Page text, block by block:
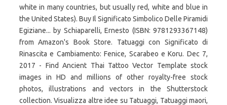
white in many countries, but usually red, white and blue in
the United States). Buy Il Significato Simbolico Delle Piramidi
Egiziane... by Schiaparelli, Ernesto (ISBN: 9781293367148)
from Amazon's Book Store. Tatuaggi con Significato di
Rinascita e Cambiamento: Fenice, Scarabeo e Koru. Dec 7,
2017 - Find Ancient Thai Tattoo Vector Template stock
images in HD and millions of other royalty-free stock
photos, illustrations and vectors in the Shutterstock
collection. Visualizza altre idee su Tatuaggi, Tatuaggi maori,